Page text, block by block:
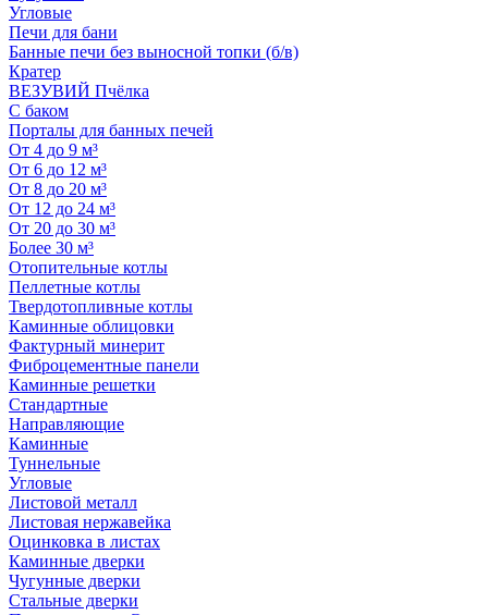
Угловые
Печи для бани
Банные печи без выносной топки (б/в)
Кратер
ВЕЗУВИЙ Пчёлка
С баком
Порталы для банных печей
От 4 до 9 м³
От 6 до 12 м³
От 8 до 20 м³
От 12 до 24 м³
От 20 до 30 м³
Более 30 м³
Отопительные котлы
Пеллетные котлы
Твердотопливные котлы
Каминные облицовки
Фактурный минерит
Фиброцементные панели
Каминные решетки
Стандартные
Направляющие
Каминные
Туннельные
Угловые
Листовой металл
Листовая нержавейка
Оцинковка в листах
Каминные дверки
Чугунные дверки
Стальные дверки